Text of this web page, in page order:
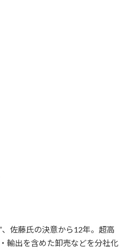
、佐藤氏の決意から12年。超高
輸出を含めた卸売などを分社化